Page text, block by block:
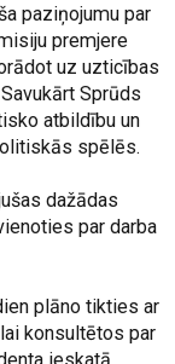
paziņojumu par
premjere
uz uzticības
Sprūds
atbildību un
spēlēs.
dažādas
par darba
plāno tikties ar
konsultētos par
ieskatā,